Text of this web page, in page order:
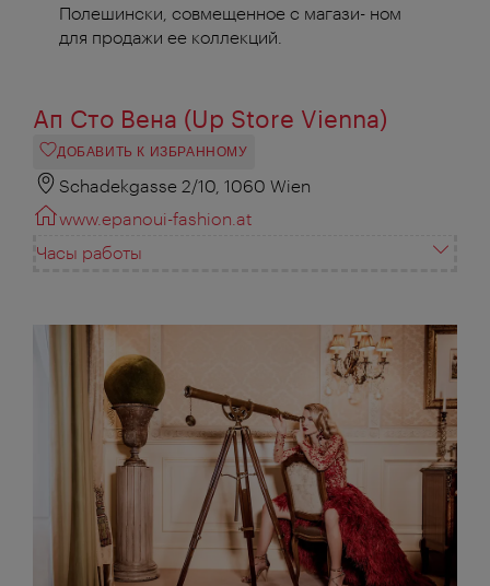
Полешински, совмещенное с магази- ном
для продажи ее коллекций.
Ап Сто Вена (Up Store Vienna)
ДОБАВИТЬ К ИЗБРАННОМУ
Schadekgasse 2/10, 1060 Wien
www.epanoui-fashion.at
Часы работы